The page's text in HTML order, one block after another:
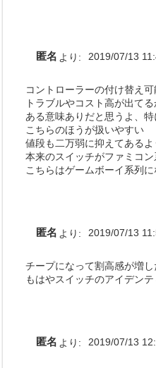
匿名 より: 2019/07/13
コントローラーの付け替え
トラブルやコスト高が出てる
ある意味ありだと思うよ、
こちらのほうが扱いやすい
値段も二万弱に抑えてあるよ
本来のスイッチがファミコン
こちらはゲームボーイ系列に
匿名 より: 2019/07/13
チープになって割高感が増し
もはやスイッチのアイデン
匿名 より: 2019/07/13